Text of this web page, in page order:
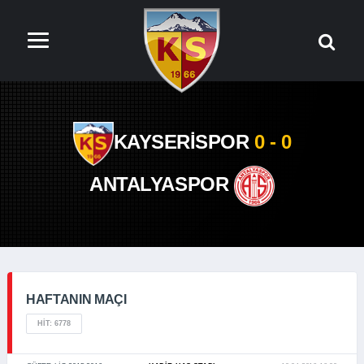
KAYSERİSPOR 0 - 0
ANTALYASPOR
HAFTANIN MAÇI
HIT: 6778